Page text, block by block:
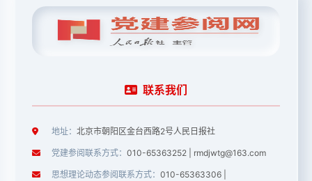
联系我们
地址： 北京市朝阳区金台西路2号人民日报社
党建参阅联系方式： 010-65363252 | rmdjwtg@163.com
思想理论动态参阅联系方式： 010-65363306 |